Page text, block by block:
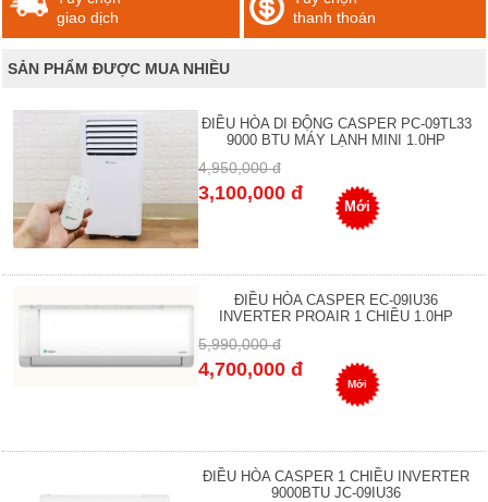
giao dịch
thanh thoán
SẢN PHẨM ĐƯỢC MUA NHIỀU
ĐIỀU HÒA DI ĐỘNG CASPER PC-09TL33
9000 BTU MÁY LẠNH MINI 1.0HP
4,950,000 đ
3,100,000 đ
Mới
ĐIỀU HÒA CASPER EC-09IU36
INVERTER PROAIR 1 CHIỀU 1.0HP
5,990,000 đ
4,700,000 đ
Mới
ĐIỀU HÒA CASPER 1 CHIỀU INVERTER
9000BTU JC-09IU36